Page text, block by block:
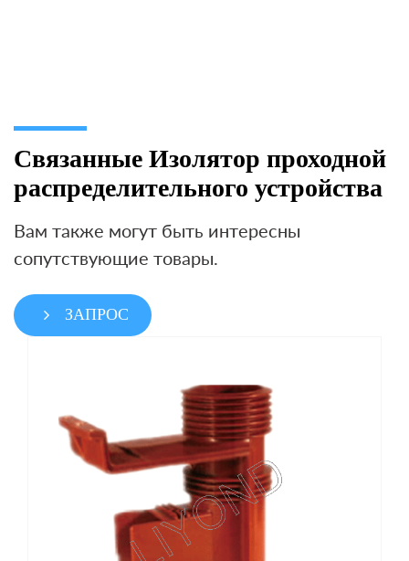
Связанные Изолятор проходной
распределительного устройства
Вам также могут быть интересны
сопутствующие товары.
ЗАПРОС